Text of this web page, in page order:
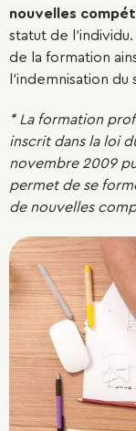
nouvelles
statut de
de la formation
l'indemnisation du
* La formation
inscrit dans la loi
novembre 2009
permet de se
de nouvelles